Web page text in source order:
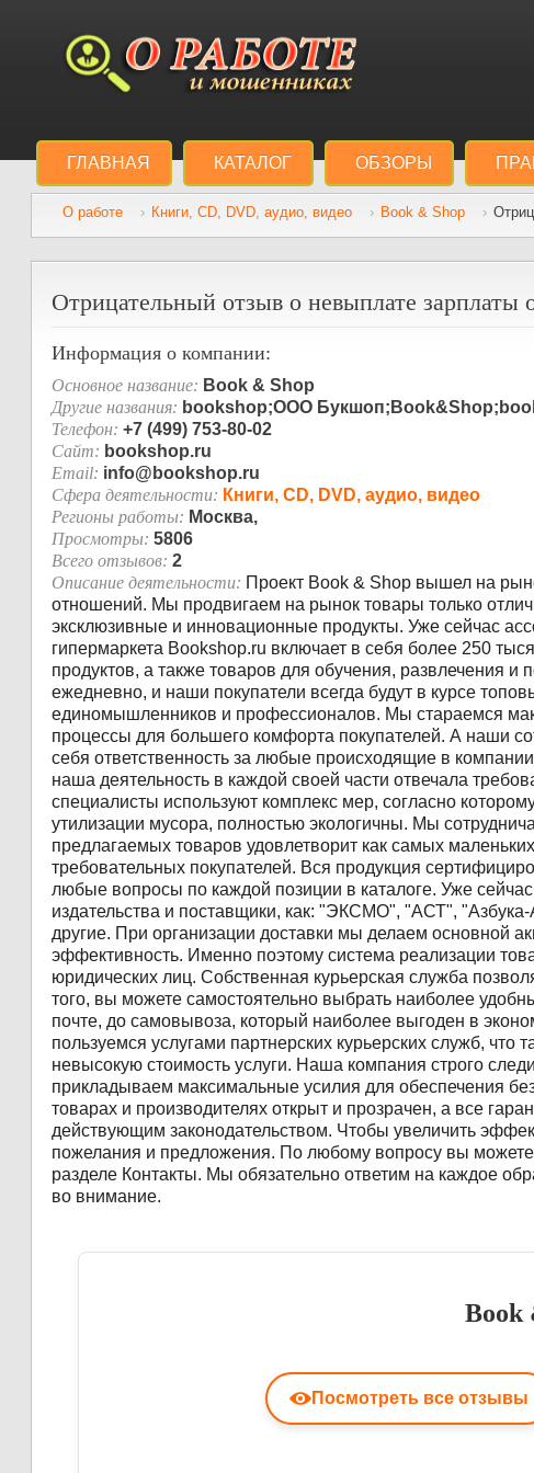
ГЛАВНАЯ КАТАЛОГ ОБЗОРЫ
О работе Книги, CD, DVD, аудио, видео Book & Shop
Отрицательный отзыв о невыплате зарплаты
Информация о компании:
Основное название: Book & Shop
Другие названия: bookshop;ООО
Телефон: +7 (499) 753-80-02
Сайт: bookshop.ru
Email: info@bookshop.ru
Сфера деятельности: Книги, CD, DVD, аудио, видео
Регионы работы: Москва,
Просмотры: 5806
Всего отзывов: 2
Описание деятельности: Проект Book & Shop вышел на
отношений. Мы продвигаем на рынок товары только
эксклюзивные и инновационные продукты. Уже сейчас
гипермаркета Bookshop.ru включает в себя более 250
продуктов, а также товаров для обучения, развлечения и
ежедневно, и наши покупатели всегда будут в курсе
единомышленников и профессионалов. Мы стараемся
процессы для большего комфорта покупателей. А наши
себя ответственность за любые происходящие в
наша деятельность в каждой своей части отвечала
специалисты используют комплекс мер, согласно
утилизации мусора, полностью экологичны. Мы
предлагаемых товаров удовлетворит как самых
требовательных покупателей. Вся продукция
любые вопросы по каждой позиции в каталоге. Уже
издательства и поставщики, как: "ЭКСМО", "АСТ",
другие. При организации доставки мы делаем основной
эффективность. Именно поэтому система реализации
юридических лиц. Собственная курьерская служба
того, вы можете самостоятельно выбрать наиболее
почте, до самовывоза, который наиболее выгоден в
пользуемся услугами партнерских курьерских служб,
невысокую стоимость услуги. Наша компания строго
прикладываем максимальные усилия для обеспечения
товарах и производителях открыт и прозрачен, а все
действующим законодательством. Чтобы увеличить
пожелания и предложения. По любому вопросу вы
разделе Контакты. Мы обязательно ответим на каждое
во внимание.
Book
Посмотреть все отзывы